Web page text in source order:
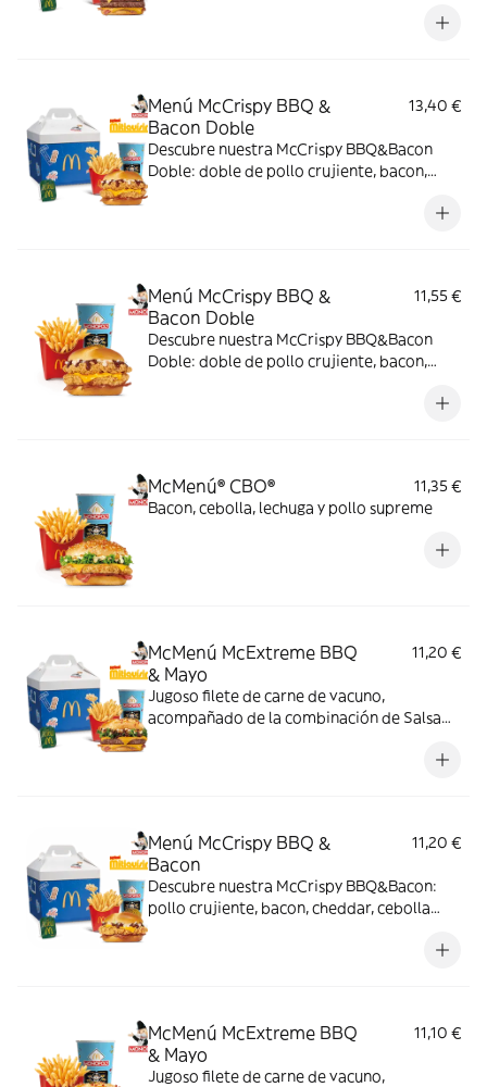
doble de cheddar, lechuga fresca y tiras de
Menú McCrispy BBQ &
Bacon Doble
13,40 €
Descubre nuestra McCrispy BBQ&Bacon
Doble: doble de pollo crujiente, bacon,
Menú McCrispy BBQ &
Bacon Doble
11,55 €
Descubre nuestra McCrispy BBQ&Bacon
Doble: doble de pollo crujiente, bacon,
McMenú® CBO®
11,35 €
Bacon, cebolla, lechuga y pollo supreme
McMenú McExtreme BBQ
& Mayo
11,20 €
Jugoso filete de carne de vacuno,
acompañado de la combinación de Salsa
doble de cheddar, lechuga fresca y tiras de
Menú McCrispy BBQ &
Bacon
11,20 €
Descubre nuestra McCrispy BBQ&Bacon:
pollo crujiente, bacon, cheddar, cebolla
harina de trigo con copos de patata. ¡Sabor
McMenú McExtreme BBQ
& Mayo
11,10 €
Jugoso filete de carne de vacuno,